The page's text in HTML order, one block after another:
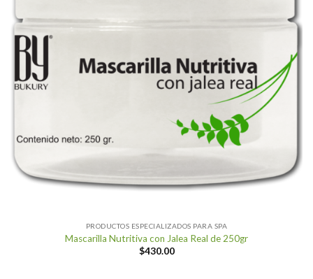
PRODUCTOS ESPECIALIZADOS PARA SPA
Mascarilla Nutritiva con Jalea Real de 250gr
$430.00